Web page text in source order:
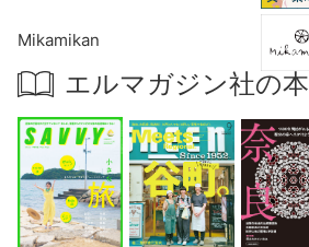
Mikamikan
エルマガジン社の本